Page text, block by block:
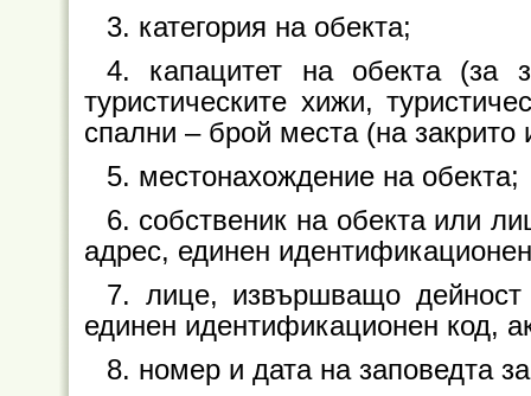
3. категория на обекта;
4. капацитет на обекта (за
туристическите хижи,
спални – брой места (на закрито
5. местонахождение на обекта;
6. собственик на обекта или
адрес, единен
7. лице, извършващо
единен идентификационен код,
8. номер и дата на заповедта